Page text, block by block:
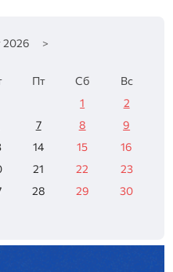
2026 >
Пт Сб
Вс
1
2
7 8
9
14 15
16
21 22
23
28 29
30